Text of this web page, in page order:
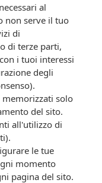
considerarsi a scopo
prodotto. Non
riportata sulla
specialmente in caso
nell’adeguarsi alle
produttrici come
informazioni) e
e valori
di non assumere
necessari al
non serve il tuo
di
di terze parti,
i tuoi interessi
degli
solo
del sito.
all'utilizzo di
le tue
momento
pagina del sito.